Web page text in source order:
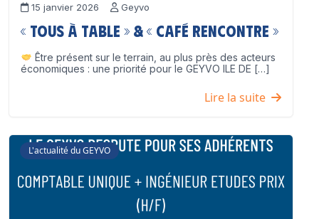
15 janvier 2026 Geyvo
« Tous à table » & « Café Rencontre »
Être présent sur le terrain, au plus près des acteurs
économiques : une priorité pour le GEYVO ILE DE […]
Lire la suite
L'actualité du GEYVO